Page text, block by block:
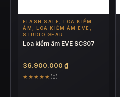
FLASH SALE, LOA KIỂM
ÂM, LOA KIỂM ÂM EVE,
STUDIO GEAR
Loa kiểm âm EVE SC307
36.900.000 ₫
★★★★★ (0)